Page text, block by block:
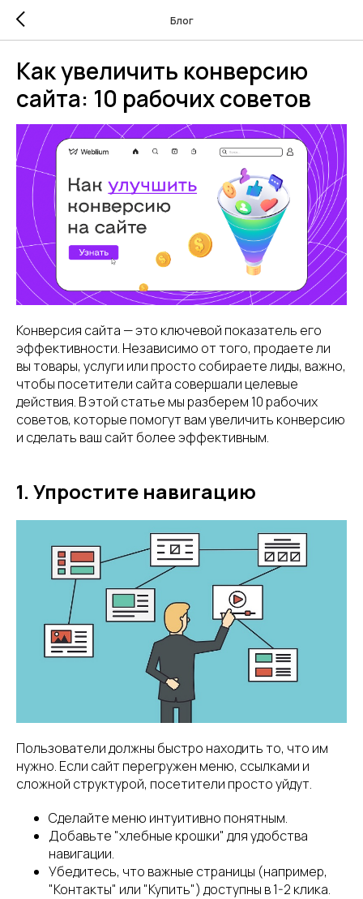
Блог
Как увеличить конверсию
сайта: 10 рабочих советов
Конверсия сайта — это ключевой показатель его
эффективности. Независимо от того, продаете ли
вы товары, услуги или просто собираете лиды, важно,
чтобы посетители сайта совершали целевые
действия. В этой статье мы разберем 10 рабочих
советов, которые помогут вам увеличить конверсию
и сделать ваш сайт более эффективным.
1. Упростите навигацию
Пользователи должны быстро находить то, что им
нужно. Если сайт перегружен меню, ссылками и
сложной структурой, посетители просто уйдут.
Сделайте меню интуитивно понятным.
Добавьте "хлебные крошки" для удобства
навигации.
Убедитесь, что важные страницы (например,
"Контакты" или "Купить") доступны в 1-2 клика.